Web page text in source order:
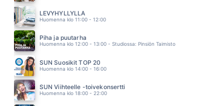
FINLANDERS
13.07
LEVYHYLLYLLÄ
Huomenna klo 11:00 - 12:00
Piha ja puutarha
Huomenna klo 12:00 - 13:00 - Studiossa: Pinsiön Taimisto
SUN Suosikit TOP 20
Huomenna klo 14:00 - 16:00
SUN Viihteelle -toivekonsertti
Huomenna klo 18:00 - 22:00